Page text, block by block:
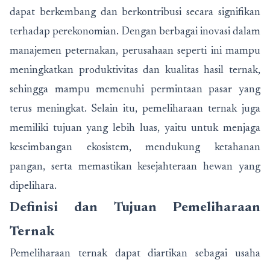
dapat berkembang dan berkontribusi secara signifikan
terhadap perekonomian. Dengan berbagai inovasi dalam
manajemen peternakan, perusahaan seperti ini mampu
meningkatkan produktivitas dan kualitas hasil ternak,
sehingga mampu memenuhi permintaan pasar yang
terus meningkat. Selain itu, pemeliharaan ternak juga
memiliki tujuan yang lebih luas, yaitu untuk menjaga
keseimbangan ekosistem, mendukung ketahanan
pangan, serta memastikan kesejahteraan hewan yang
dipelihara.
Definisi dan Tujuan Pemeliharaan
Ternak
Pemeliharaan ternak dapat diartikan sebagai usaha